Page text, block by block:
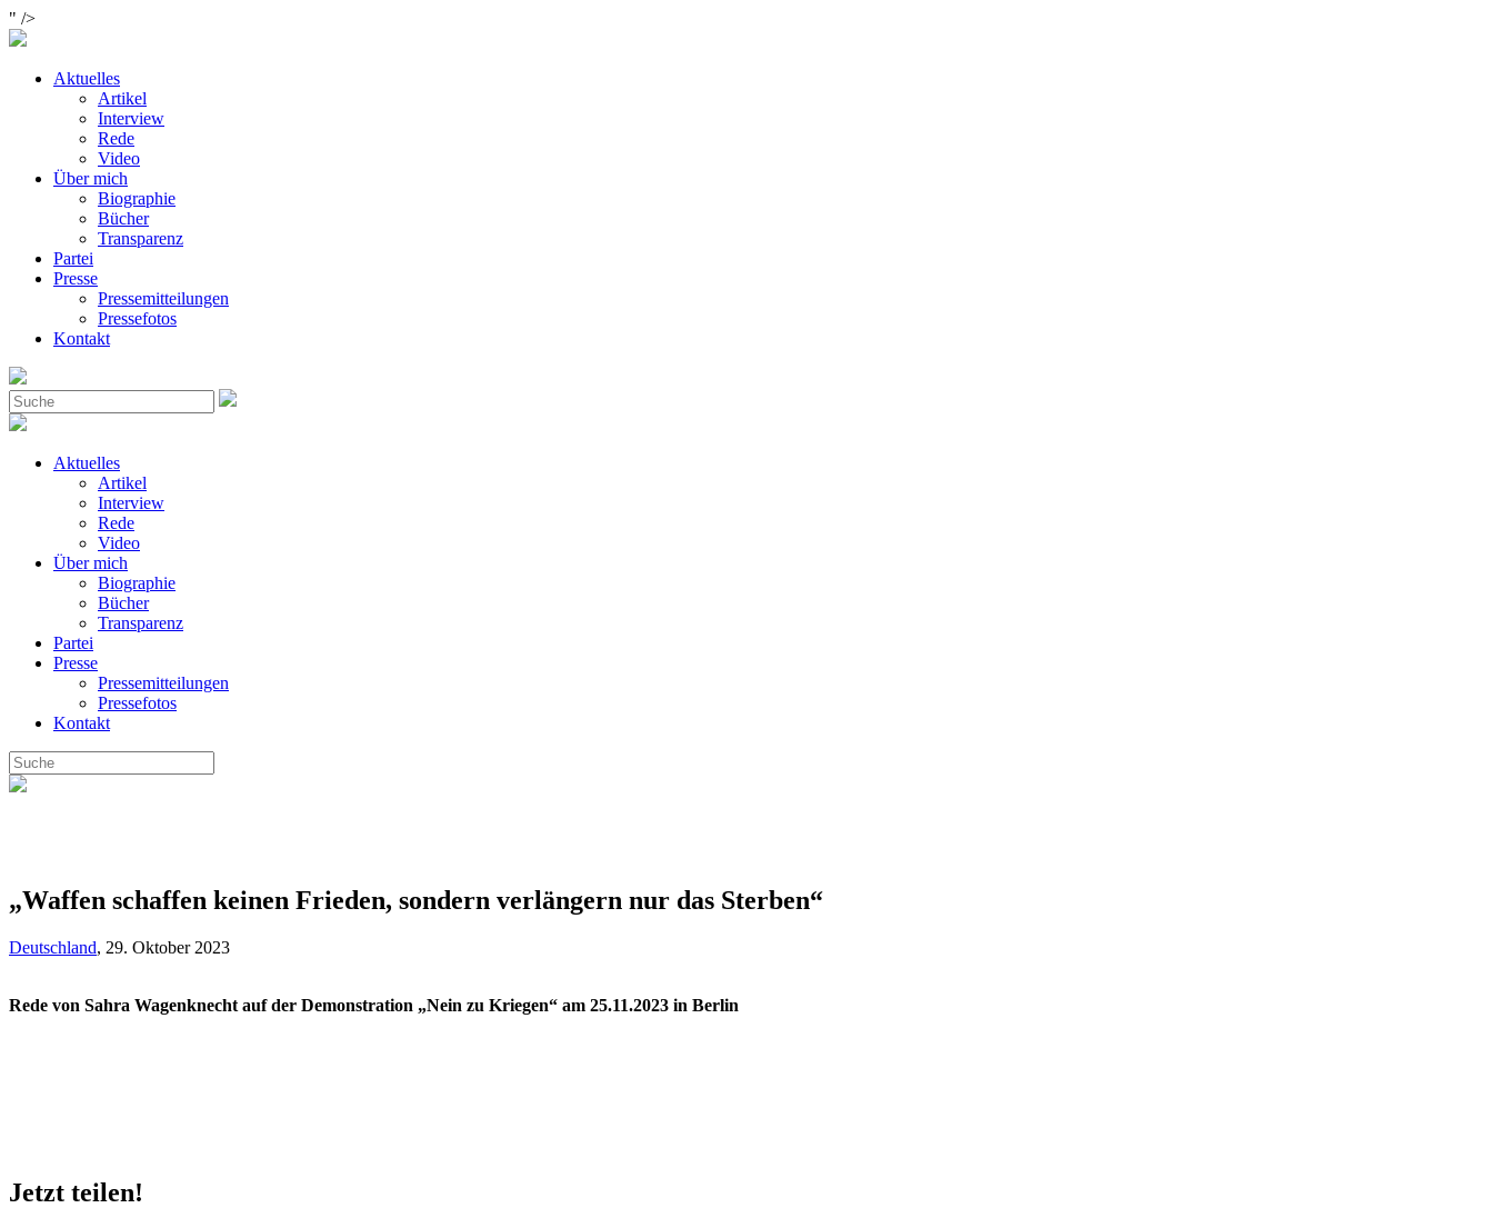
" />
Aktuelles
Artikel
Interview
Rede
Video
Über mich
Biographie
Bücher
Transparenz
Partei
Presse
Pressemitteilungen
Pressefotos
Kontakt
Aktuelles
Artikel
Interview
Rede
Video
Über mich
Biographie
Bücher
Transparenz
Partei
Presse
Pressemitteilungen
Pressefotos
Kontakt
„Waffen schaffen keinen Frieden, sondern verlängern nur das Sterben“
Deutschland, 29. Oktober 2023
Rede von Sahra Wagenknecht auf der Demonstration „Nein zu Kriegen“ am 25.11.2023 in Berlin
Jetzt teilen!